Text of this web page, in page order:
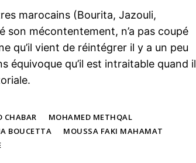
marocains (Bourita, Jazouli,
son mécontentement, n’a pas coupé
qu’il vient de réintégrer il y a un peu
équivoque qu’il est intraitable quand il
CHABAR
MOHAMED METHQAL
BOUCETTA
MOUSSA FAKI MAHAMAT